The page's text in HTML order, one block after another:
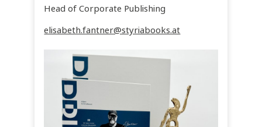
Head of Corporate Publishing
elisabeth.fantner@styriabooks.at